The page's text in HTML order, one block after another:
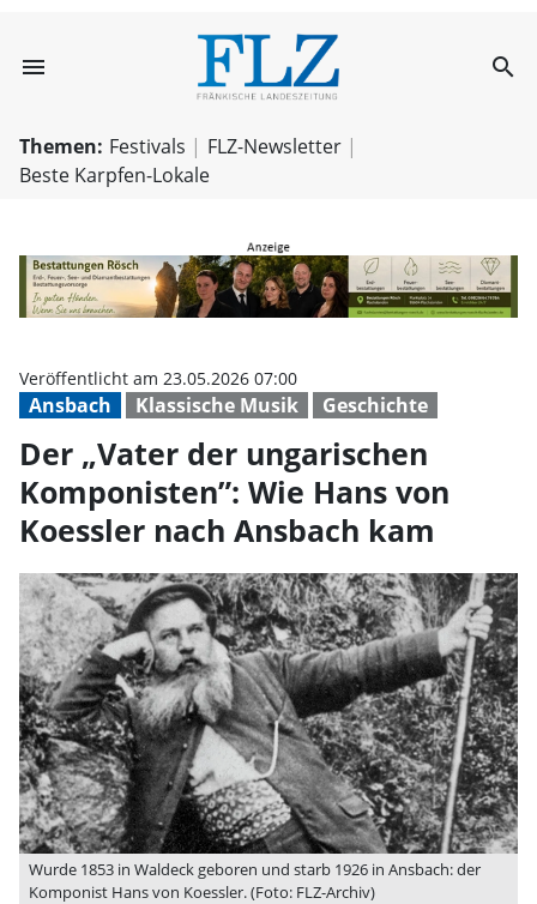
menu Der „Vater dersearch
Themen: Festivals
FLZ-Newsletter
Beste Karpfen-Lokale
Ansbach Klassische Musik Geschichte
Veröffentlicht am 23.05.2026 07:00
Der „Vater der ungarischen
Komponisten”: Wie Hans von
Koessler nach Ansbach kam
Wurde 1853 in Waldeck geboren und starb 1926 in Ansbach: der
Komponist Hans von Koessler. (Foto: FLZ-Archiv)